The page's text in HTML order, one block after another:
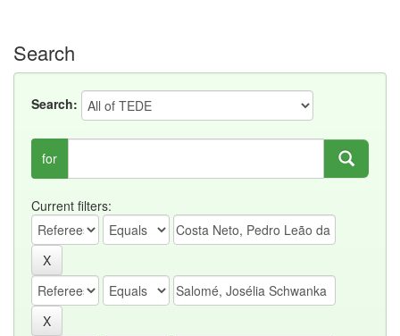
Search
Search:
for
Current filters: